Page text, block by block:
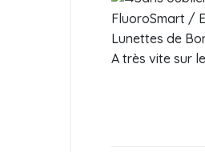
FluoroSmart /
Lunettes de
A très vite sur